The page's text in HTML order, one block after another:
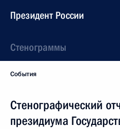
Президент России
Стенограммы
События
Стенографический
президиума